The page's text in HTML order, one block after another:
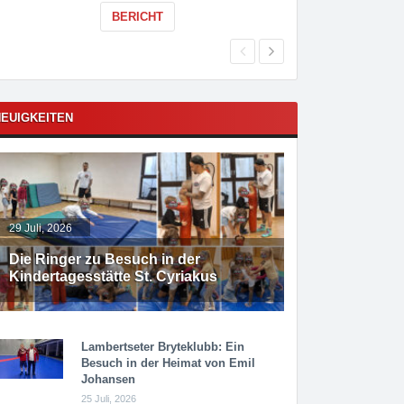
BERICHT
Die Ringer zu Besuch in der
Kindertagesstätte St. Cyriakus
29 Juli, 2026
Lambertseter Bryteklubb: Ein
Besuch in der Heimat von Emil
Johansen
25 Juli, 2026